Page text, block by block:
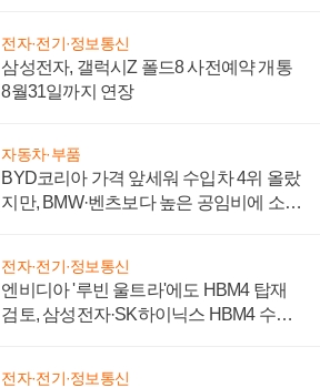
전자·전기·정보통신
삼성전자, 갤럭시Z 폴드8 사전예약 개통
8월31일까지 연장
자동차·부품
BYD코리아 가격 앞세워 수입차 4위 올랐
지만, BMW·벤츠보다 높은 공임비에 소비
전자·전기·정보통신
엔비디아 '루빈 울트라'에도 HBM4 탑재
검토, 삼성전자·SK하이닉스 HBM4 수율
전자·전기·정보통신